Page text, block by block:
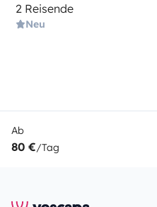
2 Reisende
Neu
Ab
80 €/Tag